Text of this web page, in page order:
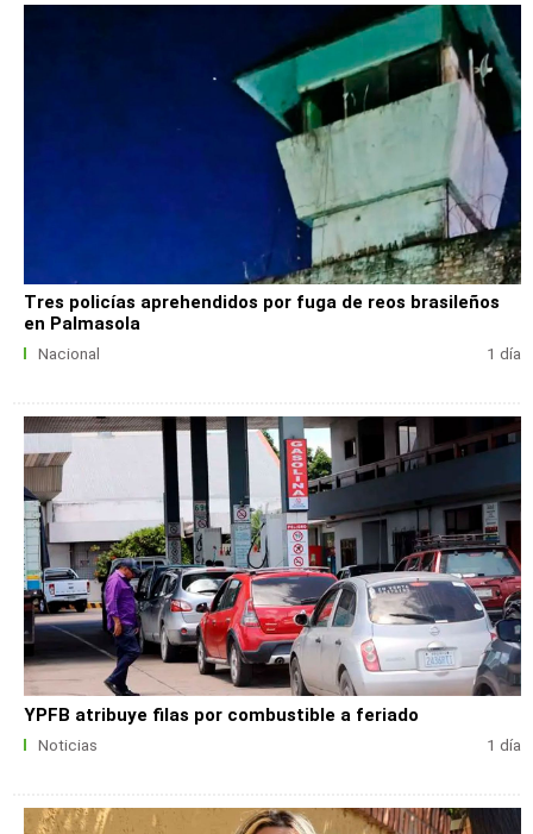
Tres policías aprehendidos por fuga de reos brasileños
en Palmasola
Nacional 1 día
YPFB atribuye filas por combustible a feriado
Noticias 1 día